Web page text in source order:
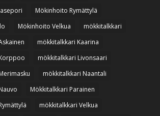
Mökinhoito Rymättylä
Mökinhoito Velkua
mökkitalkkari
mökkitalkkari Kaarina
mökkitalkkari Livonsaari
mökkitalkkari Naantali
Mökkitalkkari Parainen
mökkitalkkari Velkua